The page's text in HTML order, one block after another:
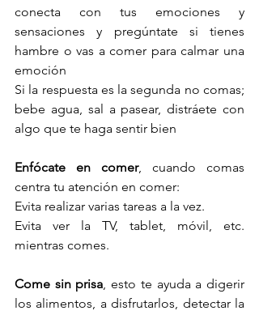
conecta con tus emociones y
sensaciones y pregúntate si tienes
hambre o vas a comer para calmar una
emoción
Si la respuesta es la segunda no comas;
bebe agua, sal a pasear, distráete con
algo que te haga sentir bien
Enfócate en comer, cuando comas
centra tu atención en comer:
Evita realizar varias tareas a la vez.
Evita ver la TV, tablet, móvil, etc.
mientras comes.
Come sin prisa, esto te ayuda a digerir
los alimentos, a disfrutarlos, detectar la